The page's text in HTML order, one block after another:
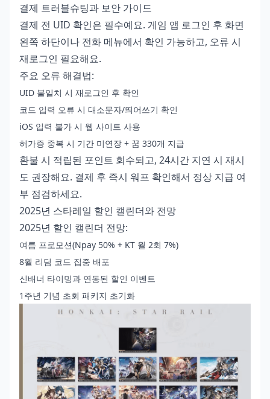
결제 트러블슈팅과 보안 가이드
결제 전 UID 확인은 필수예요. 게임 앱 로그인 후 화면
왼쪽 하단이나 전화 메뉴에서 확인 가능하고, 오류 시
재로그인 필요해요.
주요 오류 해결법:
UID 불일치 시 재로그인 후 확인
코드 입력 오류 시 대소문자/띄어쓰기 확인
iOS 입력 불가 시 웹 사이트 사용
허가증 중복 시 기간 미연장 + 꿈 330개 지급
환불 시 적립된 포인트 회수되고, 24시간 지연 시 재시
도 권장해요. 결제 후 즉시 워프 확인해서 정상 지급 여
부 점검하세요.
2025년 스타레일 할인 캘린더와 전망
2025년 할인 캘린더 전망:
여름 프로모션(Npay 50% + KT 월 2회 7%)
8월 리딤 코드 집중 배포
신배너 타이밍과 연동된 할인 이벤트
1주년 기념 초회 패키지 초기화